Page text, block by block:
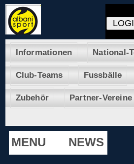
Informationen National-
Club-Teams Fussbälle
Zubehör Partner-Vereine
MENU
NEWS